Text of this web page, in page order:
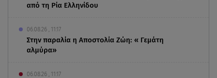
από τη Ρία Ελληνίδου
06.08.26 , 11:17
Στην παραλία η Αποστολία Ζώη: « Γεμάτη
αλμύρα»
06.08.26 , 11:17